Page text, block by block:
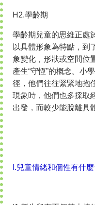
H2.學齡期
學齡期兒童的思維正處
以具體形象為特點，到
象變化，形狀或空間位
產生“守恆”的概念。小
徑，他們往往緊緊地抱
現象時，他們也多採取
出發，而較少能脫離
I.兒童情緒和個性有什